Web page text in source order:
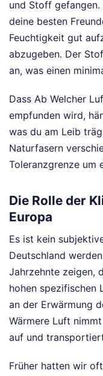
und Stoff gefangen.
deine besten
Feuchtigkeit gut
abzugeben. Der
an, was einen
Dass Ab Welcher
empfunden wird,
was du am Leib
Naturfasern
Toleranzgrenze um
Die Rolle der
Europa
Es ist kein
Deutschland
Jahrzehnte zeigen,
hohen spezifischen
an der Erwärmung
Wärmere Luft
auf und
Früher hatten wir